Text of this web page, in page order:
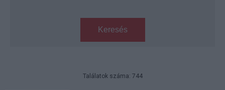
Keresés
Találatok száma: 744